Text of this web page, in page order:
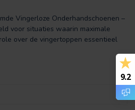
Vingerloze Onderhandschoenen –
voor situaties waarin maximale
over de vingertoppen essentieel
9.2